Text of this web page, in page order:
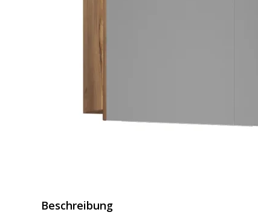
Beschreibung